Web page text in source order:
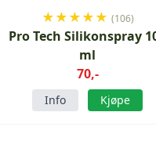
★★★★★ (106)
Pro Tech Silikonspray
ml
70,-
Info Kjøpe